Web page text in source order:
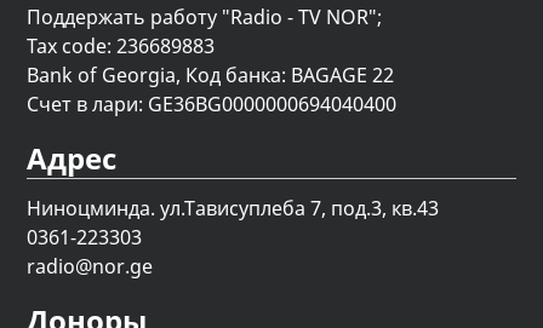
Поддержать работу "Radio - TV NOR";
Tax code: 236689883
Bank of Georgia, Код банка: BAGAGE 22
Счет в лари: GE36BG0000000694040400
Адрес
Ниноцминда. ул.Тависуплеба 7, под.3, кв.43
0361-223303
radio@nor.ge
Доноры